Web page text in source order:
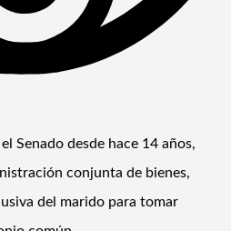
Senado desde hace 14 años,
conjunta de bienes,
del marido para tomar